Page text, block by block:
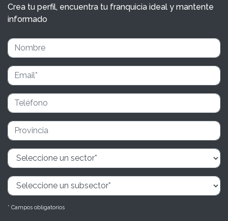
Crea tu perfil, encuentra tu franquicia ideal y mantente
informado
* Campos obligatorios